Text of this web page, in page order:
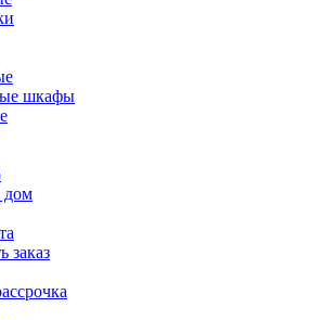
шкафы
дом
заказ